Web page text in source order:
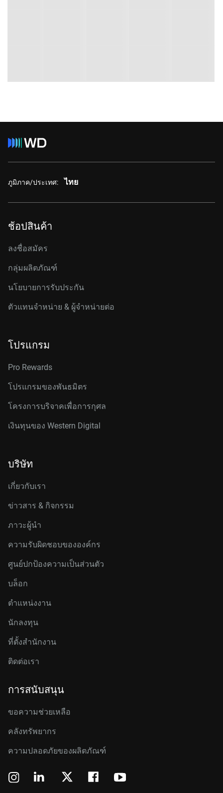
ภูมิภาค/ประเทศ: ไทย
ช้อปสินค้า
ลงชื่อสมัคร
กลุ่มผลิตภัณฑ์
นโยบายการรับประกัน
ตัวแทนจำหน่าย & ผู้จำหน่ายต่อ
โปรแกรม
Pro Rewards
โปรแกรมของพันธมิตร
โครงการบริจาคเพื่อการกุศล
เงินทุนของ Western Digital
บริษัท
เกี่ยวกับเรา
ข่าวสาร & กิจกรรม
ภาวะผู้นำ
ความรับผิดชอบขององค์กร
ศูนย์ปกป้องความเป็นส่วนตัว
บล็อก
ตำแหน่งงาน
นักลงทุน
ที่ตั้งสำนักงาน
ติดต่อเรา
การสนับสนุน
ขอความช่วยเหลือ
คลังทรัพยากร
ความปลอดภัยของผลิตภัณฑ์